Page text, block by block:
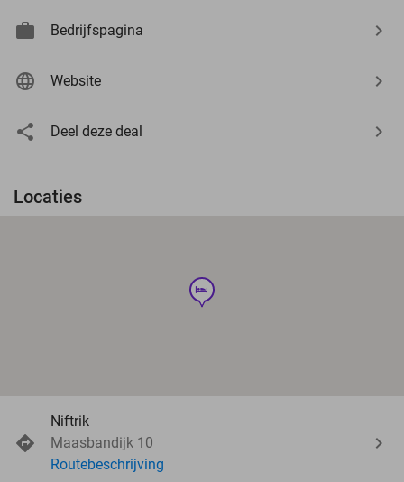
Bedrijfspagina
Website
Deel deze deal
Locaties
hotel
Niftrik
Maasbandijk 10
Routebeschrijving